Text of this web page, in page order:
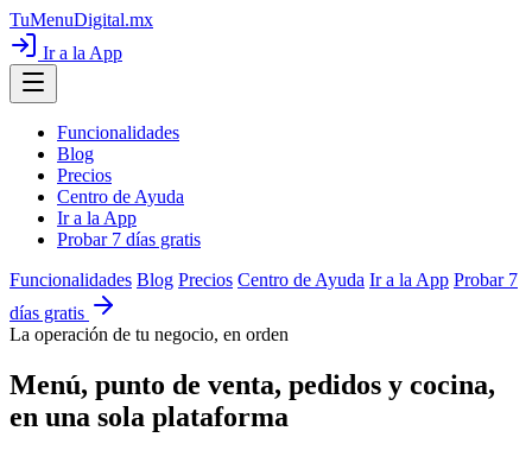
TuMenuDigital.mx
Ir a la App
Funcionalidades
Blog
Precios
Centro de Ayuda
Ir a la App
Probar 7 días gratis
Funcionalidades Blog Precios Centro de Ayuda Ir a la App Probar 7
días gratis
La operación de tu negocio, en orden
Menú, punto de venta, pedidos y cocina,
en una sola plataforma